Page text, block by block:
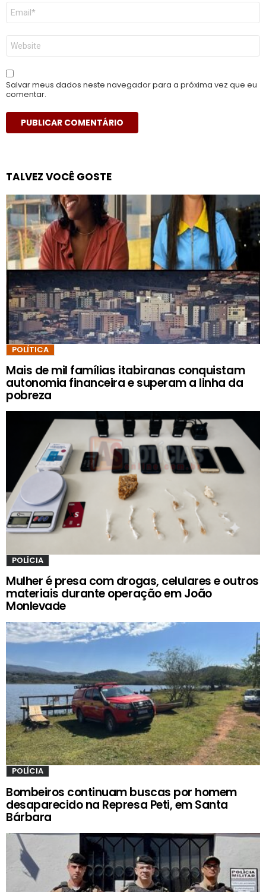
E-
mail
*
Site
Salvar meus dados neste navegador para a próxima vez que eu
comentar.
TALVEZ VOCÊ GOSTE
POLÍTICA
Mais de mil famílias itabiranas conquistam
autonomia financeira e superam a linha da
pobreza
POLÍCIA
Mulher é presa com drogas, celulares e outros
materiais durante operação em João
Monlevade
POLÍCIA
Bombeiros continuam buscas por homem
desaparecido na Represa Peti, em Santa
Bárbara